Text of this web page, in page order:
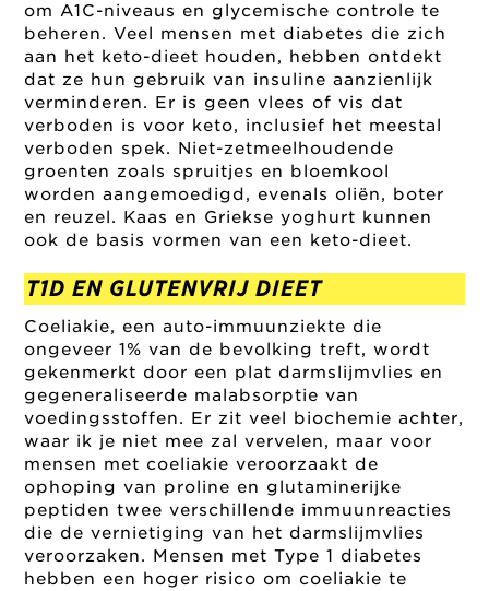
om A1C-niveaus en glycemische controle te
beheren. Veel mensen met diabetes die zich
aan het keto-dieet houden, hebben ontdekt
dat ze hun gebruik van insuline aanzienlijk
verminderen. Er is geen vlees of vis dat
verboden is voor keto, inclusief het meestal
verboden spek. Niet-zetmeelhoudende
groenten zoals spruitjes en bloemkool
worden aangemoedigd, evenals oliën, boter
en reuzel. Kaas en Griekse yoghurt kunnen
ook de basis vormen van een keto-dieet.
T1D EN GLUTENVRIJ DIEET
Coeliakie, een auto-immuunziekte die
ongeveer 1% van de bevolking treft, wordt
gekenmerkt door een plat darmslijmvlies en
gegeneraliseerde malabsorptie van
voedingsstoffen. Er zit veel biochemie achter,
waar ik je niet mee zal vervelen, maar voor
mensen met coeliakie veroorzaakt de
ophoping van proline en glutaminerijke
peptiden twee verschillende immuunreacties
die de vernietiging van het darmslijmvlies
veroorzaken. Mensen met Type 1 diabetes
hebben een hoger risico om coeliakie te